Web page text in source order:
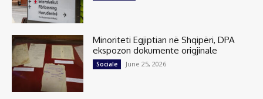
Minoriteti Egjiptian në Shqipëri, DPA
ekspozon dokumente origjinale
Sociale June 25, 2026